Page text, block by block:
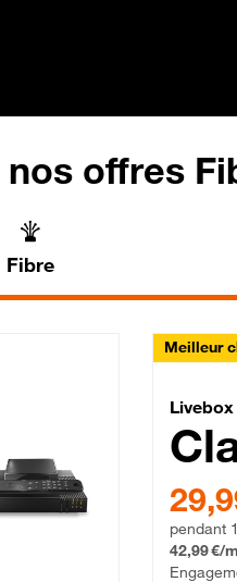
offres
Fibre
Lite
Meilleur
Livebox
29,99 €
pendant
42,99 €/